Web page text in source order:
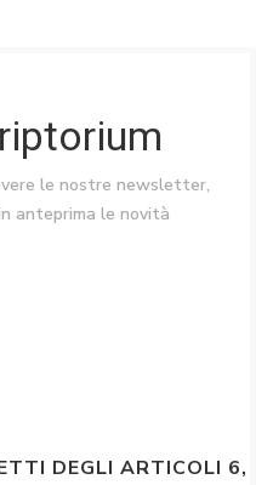
le nostre newsletter,
anteprima le novità
DEGLI ARTICOLI 6,